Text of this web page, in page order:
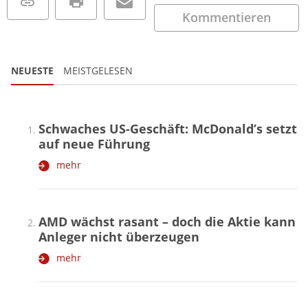
Kommentieren
NEUESTE MEISTGELESEN
Schwaches US-Geschäft: McDonald’s setzt
auf neue Führung
mehr
AMD wächst rasant – doch die Aktie kann
Anleger nicht überzeugen
mehr